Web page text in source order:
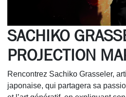
SACHIKO
PROJECTION
Rencontrez Sachiko Grasseler,
japonaise, qui partagera sa